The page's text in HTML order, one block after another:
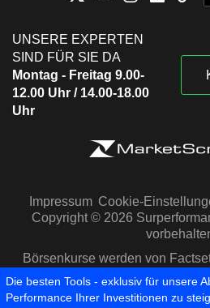
UNSERE EXPERTEN
SIND FÜR SIE DA
Montag - Freitag 9.00-
12.00 Uhr / 14.00-18.00
Uhr
Impressum Cookie-
Copyright © 2026
Börsenkurse werden von
Capital IQ zur
Die besten Tools - exklusiv für unsere
Performance Ihrer Investitionen zu